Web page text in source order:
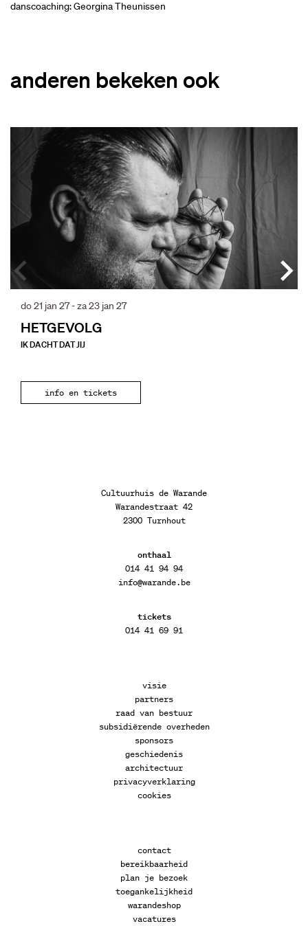
danscoaching: Georgina Theunissen
anderen bekeken ook
HETGEVOLG
IK DACHT DAT JIJ
do 21 jan 27-za 23 jan 27
info en tickets
Cultuurhuis de Warande
Warandestraat 42
2300 Turnhout
onthaal
014 41 94 94
info@warande.be
tickets
014 41 69 91
visie
partners
raad van bestuur
subsidiërende overheden
sponsors
geschiedenis
architectuur
privacyverklaring
cookies
contact
bereikbaarheid
plan je bezoek
toegankelijkheid
warandeshop
vacatures